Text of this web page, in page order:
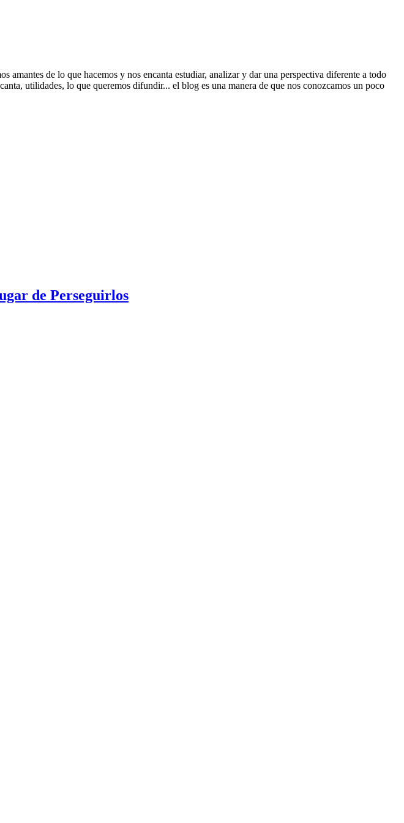
amantes de lo que hacemos y nos encanta estudiar, analizar y dar una perspectiva diferente a todo
utilidades, lo que queremos difundir... el blog es una manera de que nos conozcamos un poco
de Perseguirlos